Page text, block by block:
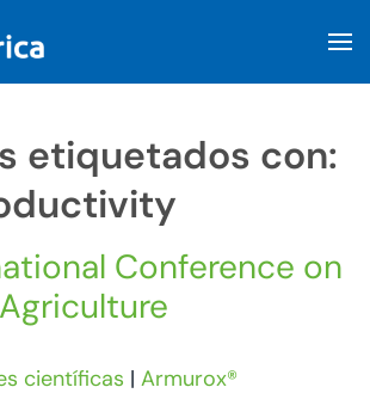
etiquetados con:
Conference on
científicas | Armurox®